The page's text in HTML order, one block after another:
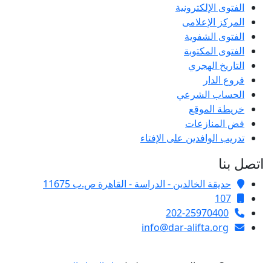
الفتوى الإلكترونية
المركز الإعلامى
الفتوى الشفوية
الفتوى المكتوبة
التاريخ الهجري
فروع الدار
الحساب الشرعي
خريطة الموقع
فض المنازعات
تدريب الوافدين على الإفتاء
اتصل بنا
حديقة الخالدين - الدراسة - القاهرة ص.ب 11675
107
202-25970400
info@dar-alifta.org